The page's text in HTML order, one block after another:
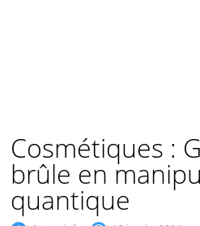
Cosmétiques :
brûle en
quantique